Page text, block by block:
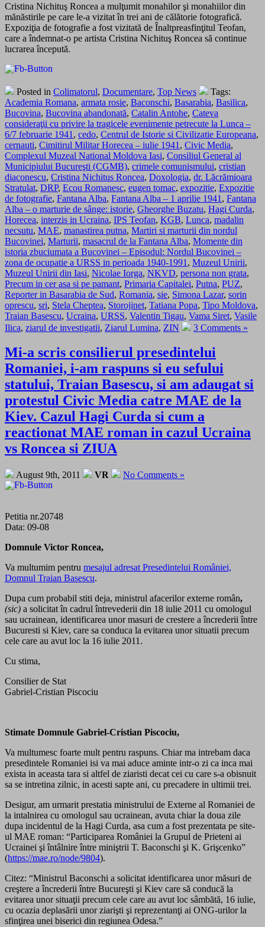
Cristina Nichituş Roncea a mulţumit monahilor şi monahiilor din
mănăstirile pe care le-a vizitat în trei ani de călătorie fotografică.
Expoziţia de fotografie a fost vizitată de Înaltpreasfinţitul Teofan,
care a îndemnat-o pe artista Cristina Nichituş Roncea să continue
lucrarea începută.
Posted in Colimatorul, Documentare, Top News
Tags:
Academia Romana, armata rosie, Baconschi, Basarabia, Basilica,
Bucovina, Bucovina abandonată, Catalin Antohe, Cateva
consideraţii cu privire la tragicele evenimente petrecute la Lunca –
6/7 februarie 1941 , cedo, Centrul de Istorie si Civilizatie Europeana,
cernauti, Cimitirul Militar Horecea – iulie 1941 , Civic Media,
Complexul Muzeal National Moldova Iasi, Consiliul General al
Municipiului Bucureşti (CGMB), crimele comunismului, cristian
diaconescu, Cristina Nichitus Roncea, Doxologia, dr. Lăcrămioara
Stratulat, DRP, Ecou Romanesc, eugen tomac, expozitie, Expozitie
de fotografie, Fantana Alba, Fantana Alba – 1 aprilie 1941 , Fantana
Alba – o marturie de sânge: istorie, Gheorghe Buzatu, Hagi Curda,
Horecea, interzis in Ucraina, IPS Teofan, KGB, Lunca, madalin
necsutu, MAE, manastirea putna, Martiri si marturii din nordul
Bucovinei, Marturii, masacrul de la Fantana Alba, Momente din
istoria zbuciumata a Bucovinei – Episodul: Nordul Bucovinei –
zona de ocupatie a URSS in perioada 1940-1991 , Muzeul Unirii,
Muzeul Unirii din Iasi, Nicolae Iorga, NKVD, persona non grata,
Precum in cer asa si pe pamant, Primaria Capitalei, Putna, PUZ,
Reporter in Basarabia de Sud, Romania, sie, Simona Lazar, sorin
oprescu, sri, Stela Cheptea, Storojinet, Tatiana Popa, Tipo Moldova,
Traian Basescu, Ucraina, URSS, Valentin Tigau, Vama Siret, Vasile
Ilica, ziarul de investigatii, Ziarul Lumina, ZIN 3 Comments »
Mi-a scris consilierul presedintelui
Romaniei, i-am raspuns si eu sefului
statului, Traian Basescu, si am adaugat si
protestul Civic Media catre MAE de la
Kiev. Cazul Hagi Curda si cum a
reactionat MAE roman in cazul Ucraina
vs Roncea si ZIUA
August 9th, 2011 VR No Comments »
Petitia nr.20748
Data: 09-08
Domnule Victor Roncea,
Va multumim pentru mesajul adresat Presedintelui României,
Domnul Traian Basescu.
Dupa cum probabil stiti deja, ministrul afacerilor externe român,
(sic) a solicitat în cadrul întrevederii din 18 iulie 2011 cu omologul
sau ucrainean, identificarea unor masuri de crestere a încrederii între
Bucuresti si Kiev, care sa conduca la evitarea unor situatii precum
cele care au avut loc la 16 iulie 2011.
Cu stima,
Consilier de Stat
Gabriel-Cristian Piscociu
Stimate Domnule Gabriel-Cristian Piscociu,
Va multumesc foarte mult pentru raspuns. Chiar ma intrebam daca
presedintele Romaniei isi va mai aduce aminte intr-o zi ca inca mai
exista in aceasta tara si altfel de ziaristi decat cei cu care s-a obisnuit
sa se intretina zilnic, in acesti sapte ani, cu precadere in ultimii trei.
Desigur, am urmarit prestatia ministrului de Externe al Romaniei de
la intalnirea cu omologul sau ucrainean, avuta chiar la doua zile
dupa incidentul de la Hagi Curda, asa cum a fost prezentata pe site-
ul MAE roman: “Participarea României la Grupul de Prieteni ai
Ucrainei şi întâlnire între miniştrii T. Baconschi şi K. Grişcenko”
(https://mae.ro/node/9804).
Citez: “Ministrul Baconschi a solicitat identificarea unor măsuri de
creştere a încrederii între Bucureşti şi Kiev care să conducă la
evitarea unor situaţii precum cele care au avut loc sâmbătă, 16 iulie,
cu ocazia deplasării unor ziarişti şi reprezentanţi ai ONG-urilor la
sfinţirea unei biserici din regiunea Odesa.”